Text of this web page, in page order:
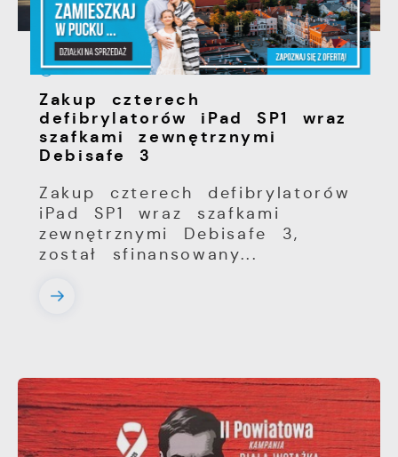
30 - 04 - 2026
Zakup czterech
defibrylatorów iPad SP1 wraz
szafkami zewnętrznymi
Debisafe 3
Zakup czterech defibrylatorów
iPad SP1 wraz szafkami
zewnętrznymi Debisafe 3,
został sfinansowany...